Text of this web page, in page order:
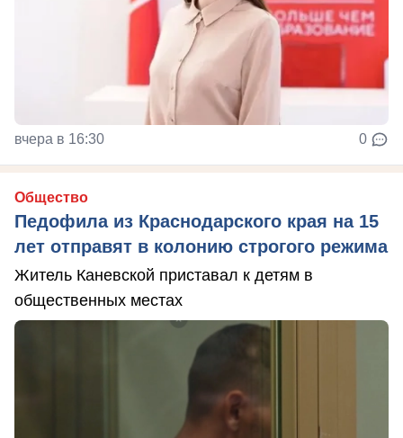
вчера в 16:30 0
Общество
Педофила из Краснодарского края на 15
лет отправят в колонию строгого режима
Житель Каневской приставал к детям в
общественных местах